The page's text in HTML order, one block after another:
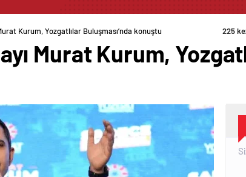
Kurum, Yozgatlılar Buluşması’nda konuştu 225
Murat Kurum,